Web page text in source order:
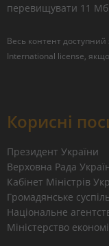
перевищувати 11 Мб
Весь контент доступний
International license,
Корисні
Президент України
Верховна Рада
Кабінет Міністрів
Громадянське
Національне
Міністерство